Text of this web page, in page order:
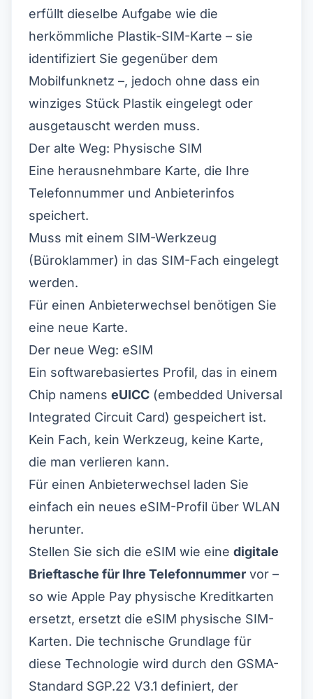
erfüllt dieselbe Aufgabe wie die
herkömmliche Plastik-SIM-Karte – sie
identifiziert Sie gegenüber dem
Mobilfunknetz –, jedoch ohne dass ein
winziges Stück Plastik eingelegt oder
ausgetauscht werden muss.
Der alte Weg: Physische SIM
Eine herausnehmbare Karte, die Ihre
Telefonnummer und Anbieterinfos
speichert.
Muss mit einem SIM-Werkzeug
(Büroklammer) in das SIM-Fach eingelegt
werden.
Für einen Anbieterwechsel benötigen Sie
eine neue Karte.
Der neue Weg: eSIM
Ein softwarebasiertes Profil, das in einem
Chip namens eUICC (embedded Universal
Integrated Circuit Card) gespeichert ist.
Kein Fach, kein Werkzeug, keine Karte,
die man verlieren kann.
Für einen Anbieterwechsel laden Sie
einfach ein neues eSIM-Profil über WLAN
herunter.
Stellen Sie sich die eSIM wie eine digitale
Brieftasche für Ihre Telefonnummer vor –
so wie Apple Pay physische Kreditkarten
ersetzt, ersetzt die eSIM physische SIM-
Karten. Die technische Grundlage für
diese Technologie wird durch den GSMA-
Standard SGP.22 V3.1 definiert, der